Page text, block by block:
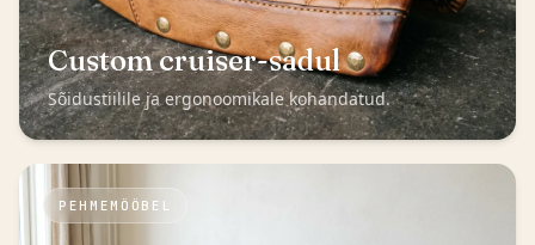
Custom cruiser-sadul
Sõidustiilile ja ergonoomikale kohandatud.
PEHMEMÖÖBEL